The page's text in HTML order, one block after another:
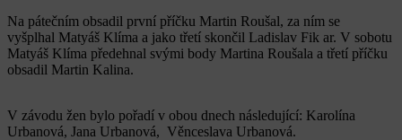
Na pátečním obsadil první příčku Martin Roušal, za ním se
vyšplhal Matyáš Klíma a jako třetí skončil Ladislav Fik ar. V sobotu
Matyáš Klíma předehnal svými body Martina Roušala a třetí příčku
obsadil Martin Kalina.
V závodu žen bylo pořadí v obou dnech následující: Karolína
Urbanová, Jana Urbanová, Věnceslava Urbanová.